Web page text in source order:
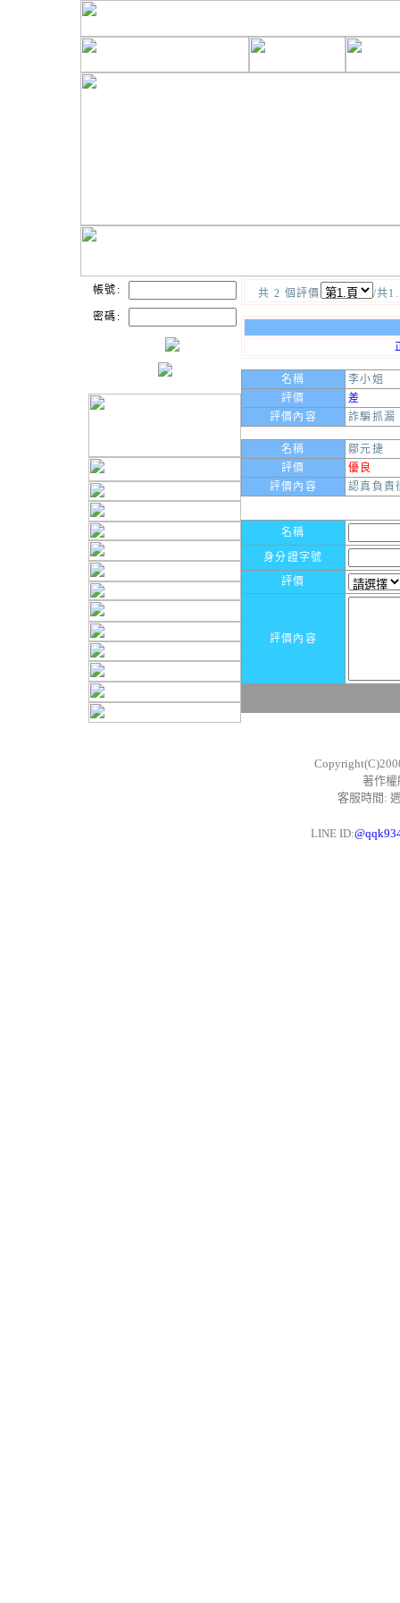
帳號:
密碼:
共 2 個評價 /共
名稱
李小姐
評價
差
評價內容
詐騙抓漏
名稱
鄒元捷
評價
優良
評價內容
認真負責
名稱
身分證字號
評價
評價內容
著作
客服時間:
LINE ID: